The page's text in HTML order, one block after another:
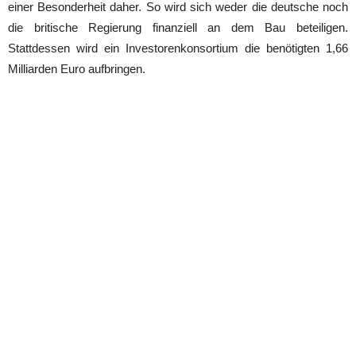
einer Besonderheit daher. So wird sich weder die deutsche noch
die britische Regierung finanziell an dem Bau beteiligen.
Stattdessen wird ein Investorenkonsortium die benötigten 1,66
Milliarden Euro aufbringen.